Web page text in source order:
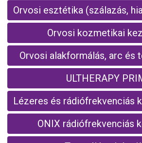
Orvosi esztétika (szálazás,
Orvosi kozmetikai
Orvosi alakformálás, arc és
ULTHERAPY
Lézeres és rádiófrekvenciás
ONIX rádiófrekvenciás